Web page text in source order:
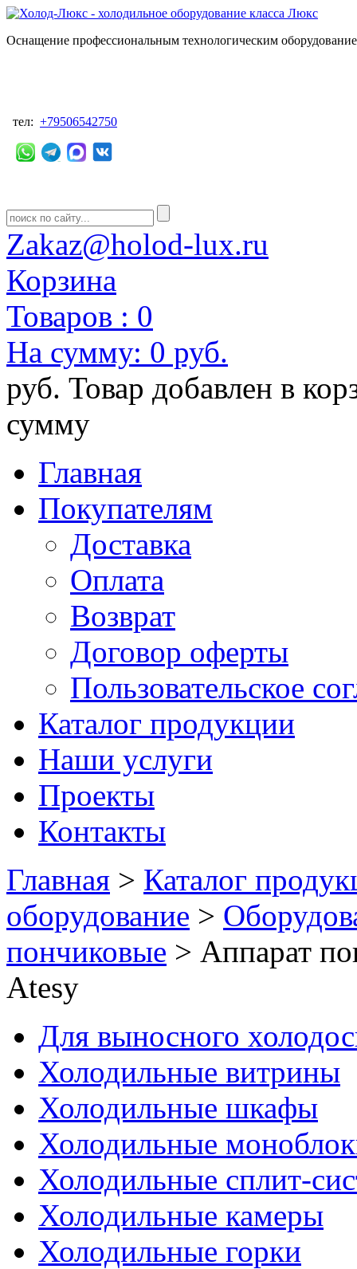
Оснащение профессиональным технологическим
тел: +79506542750
Zakaz@holod-lux.ru
Корзина
Товаров : 0
На сумму: 0 руб.
руб. Товар добавлен в
сумму
Главная
Покупателям
Доставка
Оплата
Возврат
Договор оферты
Пользовательское
Каталог продукции
Наши услуги
Проекты
Контакты
Главная > Каталог
оборудование >
пончиковые > Аппарат
Atesy
Для выносного
Холодильные витрины
Холодильные шкафы
Холодильные
Холодильные сплит-
Холодильные камеры
Холодильные горки